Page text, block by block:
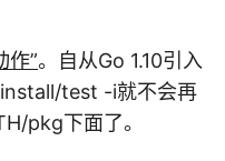
作”。自从Go 1.10引入
test -i就不会再
pkg下面了。